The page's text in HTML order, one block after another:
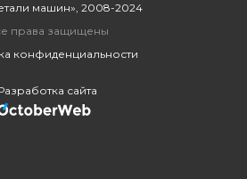
машин», 2008-2024
права защищены
конфиденциальности
сайта